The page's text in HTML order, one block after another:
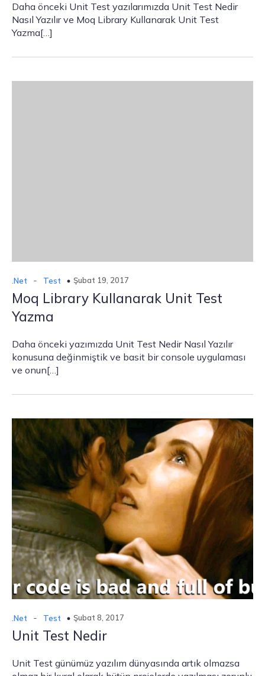
Daha önceki Unit Test yazılarımızda Unit Test Nedir
Nasıl Yazılır ve Moq Library Kullanarak Unit Test
Yazma[…]
.Net - Test Şubat 19, 2017
Moq Library Kullanarak Unit Test
Yazma
Daha önceki yazımızda Unit Test Nedir Nasıl Yazılır
konusuna değinmiştik ve basit bir console uygulaması
ve onun[…]
.Net - Test Şubat 8, 2017
Unit Test Nedir
Unit Test günümüz yazılım dünyasında artık olmazsa